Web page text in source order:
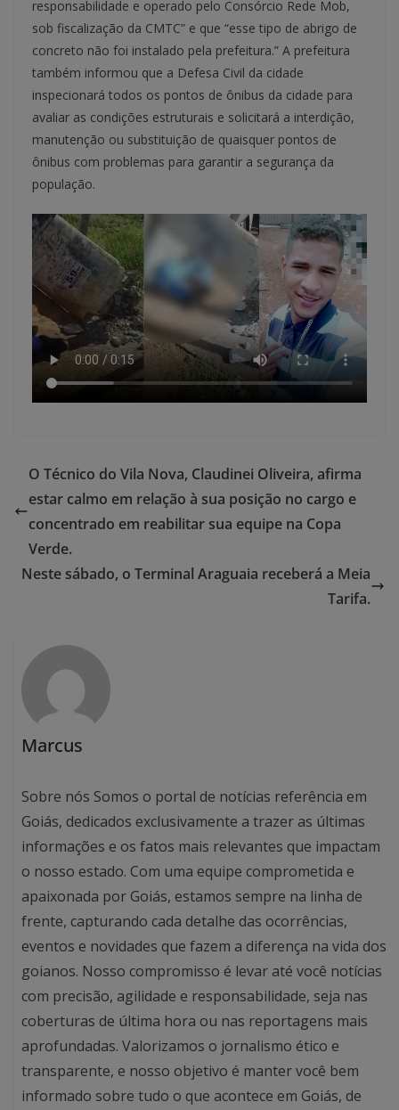
responsabilidade e operado pelo Consórcio Rede Mob,
sob fiscalização da CMTC” e que “esse tipo de abrigo de
concreto não foi instalado pela prefeitura.” A prefeitura
também informou que a Defesa Civil da cidade
inspecionará todos os pontos de ônibus da cidade para
avaliar as condições estruturais e solicitará a interdição,
manutenção ou substituição de quaisquer pontos de
ônibus com problemas para garantir a segurança da
população.
O Técnico do Vila Nova, Claudinei Oliveira, afirma
estar calmo em relação à sua posição no cargo e
concentrado em reabilitar sua equipe na Copa
Verde.
Neste sábado, o Terminal Araguaia receberá a Meia
Tarifa.
Marcus
Sobre nós Somos o portal de notícias referência em
Goiás, dedicados exclusivamente a trazer as últimas
informações e os fatos mais relevantes que impactam
o nosso estado. Com uma equipe comprometida e
apaixonada por Goiás, estamos sempre na linha de
frente, capturando cada detalhe das ocorrências,
eventos e novidades que fazem a diferença na vida dos
goianos. Nosso compromisso é levar até você notícias
com precisão, agilidade e responsabilidade, seja nas
coberturas de última hora ou nas reportagens mais
aprofundadas. Valorizamos o jornalismo ético e
transparente, e nosso objetivo é manter você bem
informado sobre tudo o que acontece em Goiás, de